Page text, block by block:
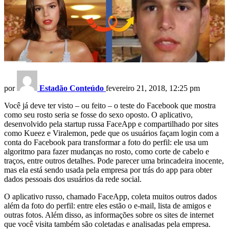
por Estadão Conteúdo fevereiro 21, 2018, 12:25 pm
Você já deve ter visto – ou feito – o teste do Facebook que mostra
como seu rosto seria se fosse do sexo oposto. O aplicativo,
desenvolvido pela startup russa FaceApp e compartilhado por sites
como Kueez e Viralemon, pede que os usuários façam login com a
conta do Facebook para transformar a foto do perfil: ele usa um
algoritmo para fazer mudanças no rosto, como corte de cabelo e
traços, entre outros detalhes. Pode parecer uma brincadeira inocente,
mas ela está sendo usada pela empresa por trás do app para obter
dados pessoais dos usuários da rede social.
O aplicativo russo, chamado FaceApp, coleta muitos outros dados
além da foto do perfil: entre eles estão o e-mail, lista de amigos e
outras fotos. Além disso, as informações sobre os sites de internet
que você visita também são coletadas e analisadas pela empresa.